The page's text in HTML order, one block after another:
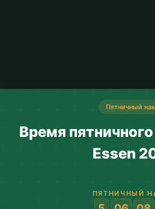
Пятничный
Время
Essen
ПЯТНИЧНЫЙ
: : :